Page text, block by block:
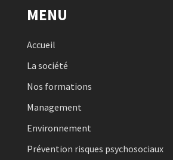
MENU
Accueil
La société
Nos formations
Management
Environnement
Prévention risques psychosociaux